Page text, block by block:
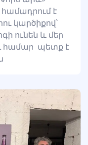
է
կարծիքով՝
ունեն և մեր
համար պետք է